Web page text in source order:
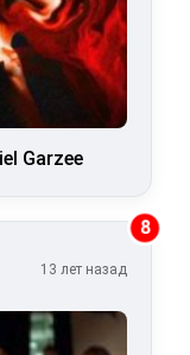
Garzee
8
13 лет назад